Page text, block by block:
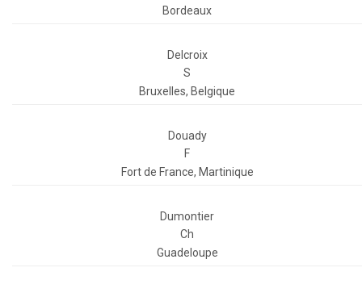
Bordeaux
Delcroix
S
Bruxelles, Belgique
Douady
F
Fort de France, Martinique
Dumontier
Ch
Guadeloupe